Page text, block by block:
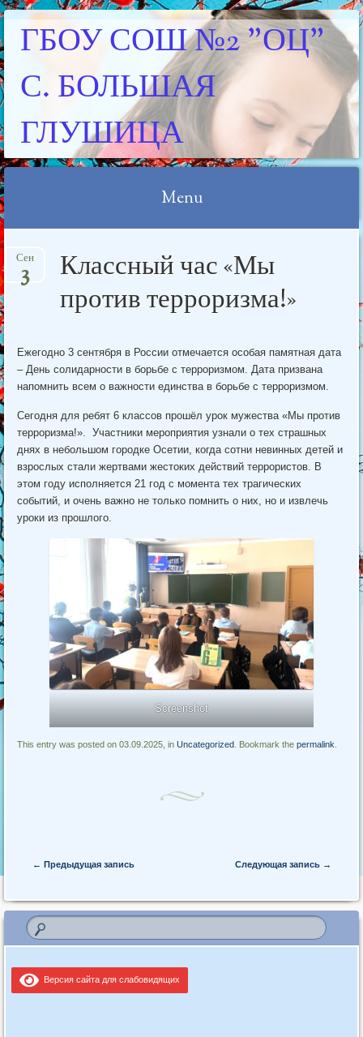
ГБОУ СОШ №2 "ОЦ"
С. БОЛЬШАЯ
ГЛУШИЦА
Menu
to
content
Классный час «Мы
против терроризма!»
Сен
3
Ежегодно 3 сентября в России отмечается особая памятная дата
– День солидарности в борьбе с терроризмом. Дата призвана
напомнить всем о важности единства в борьбе с терроризмом.
Сегодня для ребят 6 классов прошёл урок мужества «Мы против
терроризма!». Участники мероприятия узнали о тех страшных
днях в небольшом городке Осетии, когда сотни невинных детей и
взрослых стали жертвами жестоких действий террористов. В
этом году исполняется 21 год с момента тех трагических
событий, и очень важно не только помнить о них, но и извлечь
уроки из прошлого.
Screenshot
This entry was posted on 03.09.2025, inUncategorized . Bookmark thepermalink
Post navigation
← Предыдущая запись Следующая запись →
Версия сайта для слабовидящих